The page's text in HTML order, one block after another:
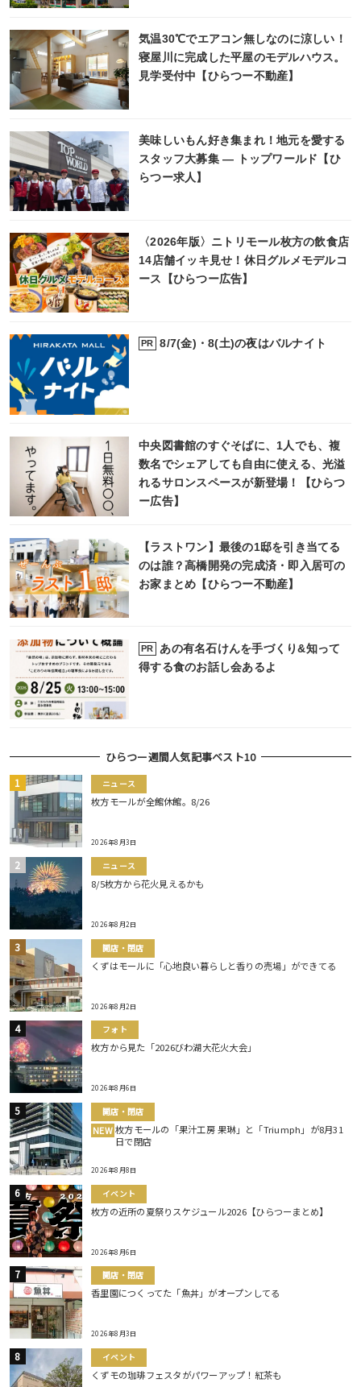
気温30℃でエアコン無しなのに涼しい！
寝屋川に完成した平屋のモデルハウス。
見学受付中【ひらつー不動産】
美味しいもん好き集まれ！地元を愛する
スタッフ大募集 ― トップワールド【ひ
らつー求人】
〈2026年版〉ニトリモール枚方の飲食店
14店舗イッキ見せ！休日グルメモデルコ
ース【ひらつー広告】
PR 8/7(金)・8(土)の夜はバルナイト
中央図書館のすぐそばに、1人でも、複
数名でシェアしても自由に使える、光溢
れるサロンスペースが新登場！【ひらつ
ー広告】
【ラストワン】最後の1邸を引き当てる
のは誰？高橋開発の完成済・即入居可の
お家まとめ【ひらつー不動産】
PR
あの有名石けんを手づくり&知って
得する食のお話し会あるよ
ひらつー週間人気記事ベスト10
ニュース
枚方モールが全館休館。8/26
2026年8月3日
ニュース
8/5枚方から花火見えるかも
2026年8月2日
開店・閉店
くずはモールに「心地良い暮らしと香りの売場」ができてる
2026年8月2日
フォト
枚方から見た「2026びわ湖大花火大会」
2026年8月6日
開店・閉店
NEW 枚方モールの「果汁工房 果琳」と「Triumph」が8月31
日で閉店
2026年8月8日
イベント
枚方の近所の夏祭りスケジュール2026【ひらつーまとめ】
2026年8月6日
開店・閉店
香里園につくってた「魚丼」がオープンしてる
2026年8月3日
イベント
くずモの珈琲フェスタがパワーアップ！紅茶も